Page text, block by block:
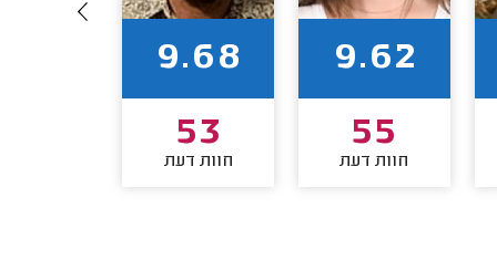
9.62
55
חוות דעת
9.68
53
חוות דעת